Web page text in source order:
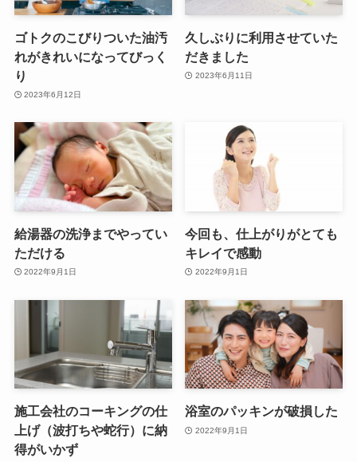
ゴトクのこびりついた油汚
れがきれいになってびっく
り
2023年6月12日
久しぶりに利用させていた
だきました
2023年6月11日
給湯器の洗浄までやってい
ただける
2022年9月1日
今回も、仕上がりがとても
キレイで感動
2022年9月1日
施工会社のコーキングの仕
上げ（波打ちや蛇行）に納
得がいかず
浴室のパッキンが破損した
2022年9月1日